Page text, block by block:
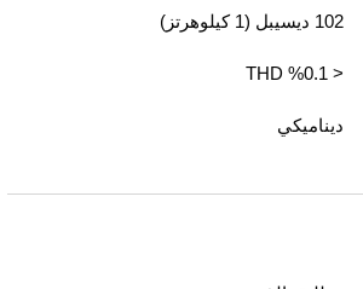
102 ديسيبل (1 كيلوهرتز)
< 0.1‏% THD
ديناميكي